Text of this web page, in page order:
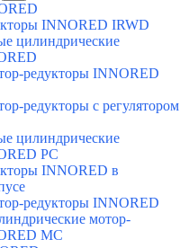
INNORED IRWD
цилиндрические
редукторы INNORED
редукторы с регулятором
цилиндрические
PC
INNORED в
редукторы INNORED
мотор-
MC